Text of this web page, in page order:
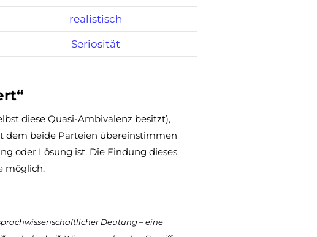
realistisch
Seriosität
diese Quasi-Ambivalenz besitzt),
dem beide Parteien übereinstimmen
oder Lösung ist. Die Findung dieses
möglich.
Deutung – eine